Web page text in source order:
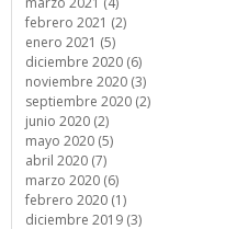
febrero 2021 (2)
enero 2021 (5)
diciembre 2020 (6)
noviembre 2020 (3)
septiembre 2020 (2)
junio 2020 (2)
mayo 2020 (5)
abril 2020 (7)
marzo 2020 (6)
febrero 2020 (1)
diciembre 2019 (3)